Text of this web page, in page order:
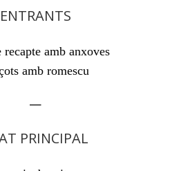
ENTRANTS
recapte amb anxoves
—
PRINCIPAL